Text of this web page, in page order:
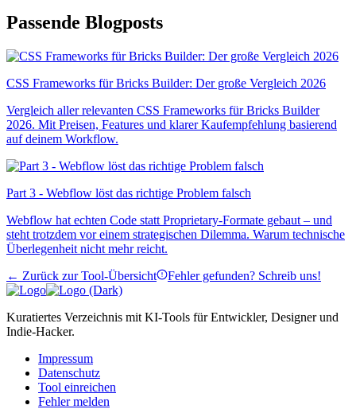
Passende Blogposts
CSS Frameworks für Bricks Builder: Der große Vergleich 2026
Vergleich aller relevanten CSS Frameworks für Bricks Builder
2026. Mit Preisen, Features und klarer Kaufempfehlung basierend
auf deinem Workflow.
Part 3 - Webflow löst das richtige Problem falsch
Webflow hat echten Code statt Proprietary-Formate gebaut – und
steht trotzdem vor einem strategischen Dilemma. Warum technische
Überlegenheit nicht mehr reicht.
← Zurück zur Tool-Übersicht
Fehler gefunden? Schreib uns!
Kuratiertes Verzeichnis mit KI-Tools für Entwickler, Designer und
Indie-Hacker.
Impressum
Datenschutz
Tool einreichen
Fehler melden